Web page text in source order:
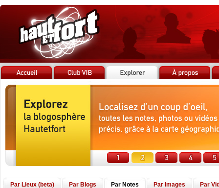
Par Lieux (beta) Par Blogs Par Notes Par Images Par